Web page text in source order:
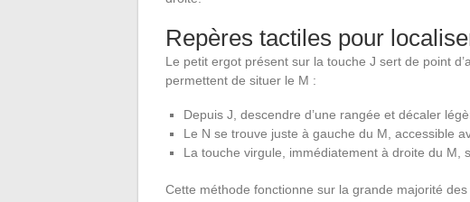
Repères tactiles pour
Le petit ergot présent sur la touche J sert de point
permettent de situer le M :
Depuis J, descendre d’une rangée et décaler
Le N se trouve juste à gauche du M, accessible
La touche virgule, immédiatement à droite du M,
Cette méthode fonctionne sur la grande majorité